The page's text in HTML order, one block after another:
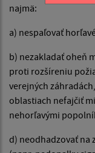
najmä:
a) nespaľovať
b) nezakladať oheň
proti rozšíreniu
verejných
oblastiach nefajčiť
nehorľavými
d) neodhadzovať na